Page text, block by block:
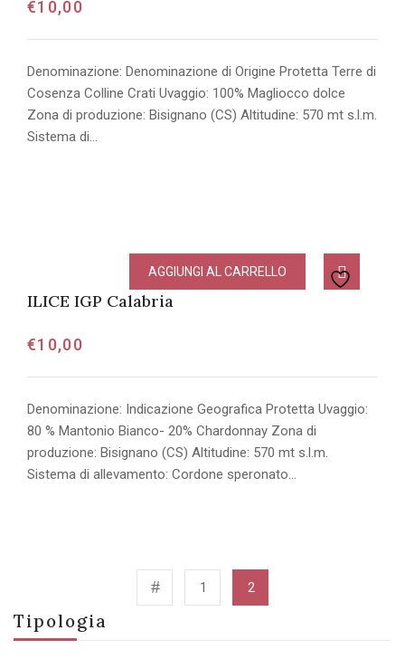
Tipologia
€10,00
Denominazione: Denominazione di Origine Protetta Terre di
Cosenza Colline Crati Uvaggio: 100% Magliocco dolce
Zona di produzione: Bisignano (CS) Altitudine: 570 mt s.l.m.
Sistema di…
ILICE IGP Calabria
€10,00
AGGIUNGI AL CARRELLO
Denominazione: Indicazione Geografica Protetta Uvaggio:
80 % Mantonio Bianco- 20% Chardonnay Zona di
produzione: Bisignano (CS) Altitudine: 570 mt s.l.m.
Sistema di allevamento: Cordone speronato…
1 2